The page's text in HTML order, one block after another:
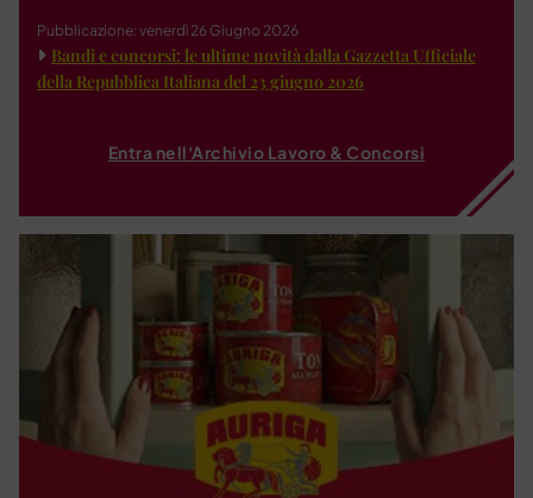
Pubblicazione: venerdì 26 Giugno 2026
Bandi e concorsi: le ultime novità dalla Gazzetta Ufficiale
della Repubblica Italiana del 23 giugno 2026
Entra nell'Archivio Lavoro & Concorsi